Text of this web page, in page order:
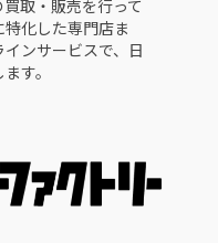
取・販売を行って
化した専門店ま
ンサービスで、日
す。